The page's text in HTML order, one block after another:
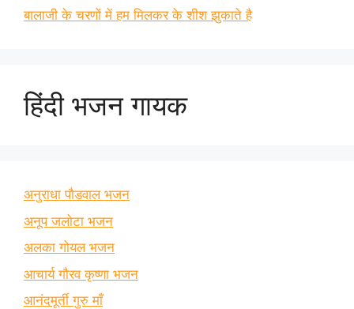
बालाजी के चरणों में हम मिलकर के शीश झुकाते है
हिंदी भजन गायक
अनुराधा पौडवाल भजन
अनूप जलोटा भजन
अलका गोयल भजन
आचार्य गौरव कृष्णा भजन
आनंदमूर्ती गुरु माँ